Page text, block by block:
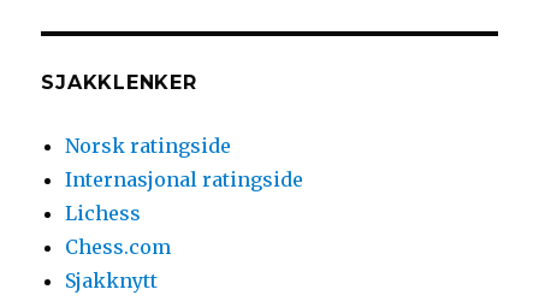
SJAKKLENKER
Norsk ratingside
Internasjonal ratingside
Lichess
Chess.com
Sjakknytt